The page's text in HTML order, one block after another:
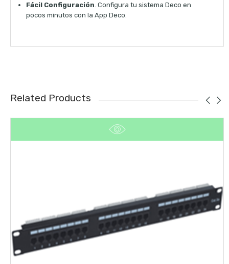
Fácil Configuración . Configura tu sistema Deco en
pocos minutos con la App Deco.
Related Products